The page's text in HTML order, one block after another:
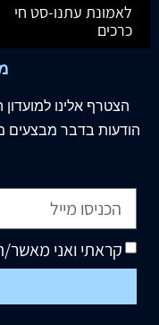
לאמונת עתנו-סט חי
כרכים
הצטרף אלינו
הודעות בדבר מבצעים
קראתי ואני